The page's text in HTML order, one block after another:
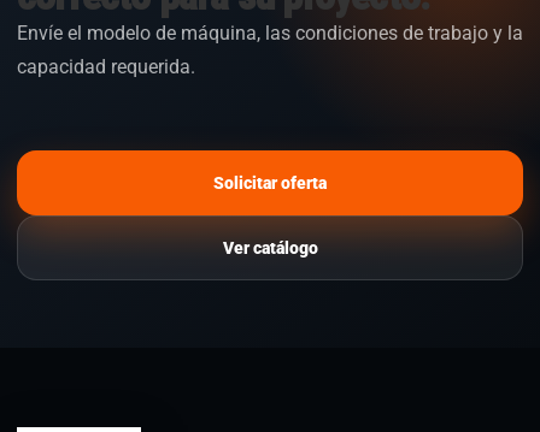
Envíe el modelo de máquina, las condiciones de trabajo y la
capacidad requerida.
Solicitar oferta
Ver catálogo